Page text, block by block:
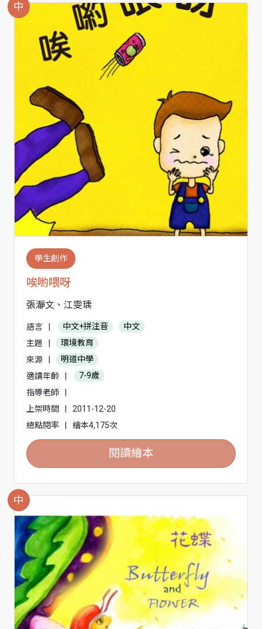
中
學生創作
唉喲喂呀
張瀞文、江雯瑀
語言 | 中文+拼注音
中文
主題
|
環境教育
來源
|
明道中學
適讀年齡
|
7-9歲
指導老師
|
上架時間
|
2011-12-20
總點閱率
| 繪本4,175次
閱讀繪本
中